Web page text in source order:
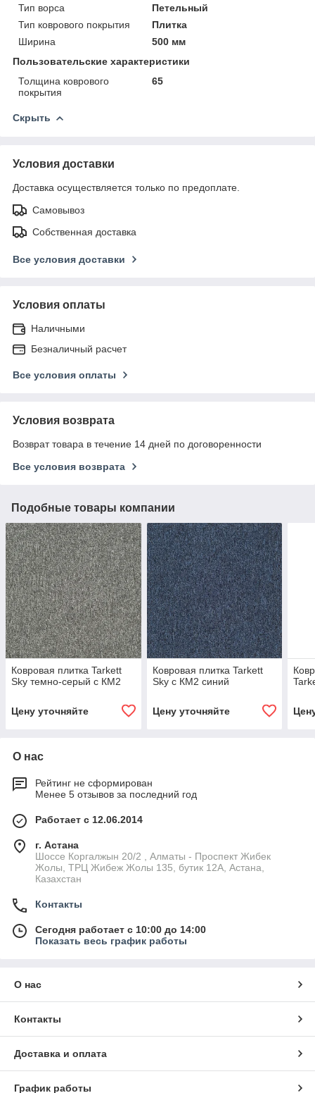
Тип ворса
Петельный
Тип коврового покрытия
Плитка
Ширина
500 мм
Пользовательские характеристики
Толщина коврового
покрытия
65
Скрыть
Условия доставки
Доставка осуществляется только по предоплате.
Самовывоз
Собственная доставка
Все условия доставки
Условия оплаты
Наличными
Безналичный расчет
Все условия оплаты
Условия возврата
Возврат товара в течение 14 дней по договоренности
Все условия возврата
Подобные товары компании
Ковровая плитка Tarkett
Sky темно-серый с КМ2
Цену уточняйте
Ковровая плитка Tarkett
Sky с КМ2 синий
Цену уточняйте
О нас
Рейтинг не сформирован
Менее 5 отзывов за последний год
Работает с 12.06.2014
г. Астана
Шоссе Коргалжын 20/2 , Алматы - Проспект Жибек
Жолы, ТРЦ Жибеж Жолы 135, бутик 12А, Астана,
Казахстан
Контакты
Сегодня работает с 10:00 до 14:00
Показать весь график работы
О нас
Контакты
Доставка и оплата
График работы